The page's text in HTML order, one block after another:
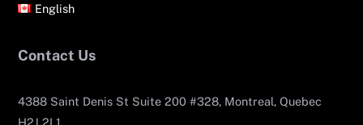
English
Contact Us
4388 Saint Denis St Suite 200 #328, Montreal, Quebec
H2J 2L1